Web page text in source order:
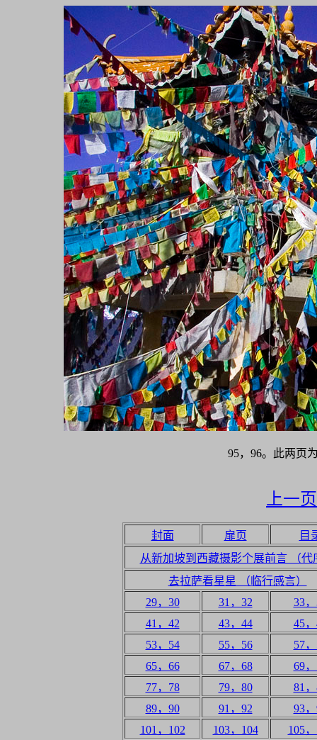
95，96。此两页
上一页
封面 扉页
目
从新加坡到西藏摄影个展前言 （代
去拉萨看星星 （临行感言）
29，30
31，32
33
41，42
43，44
45
53，54
55，56
57
65，66
67，68
69
77，78
79，80
81
89，90
91，92
93
101，102
103，104
105